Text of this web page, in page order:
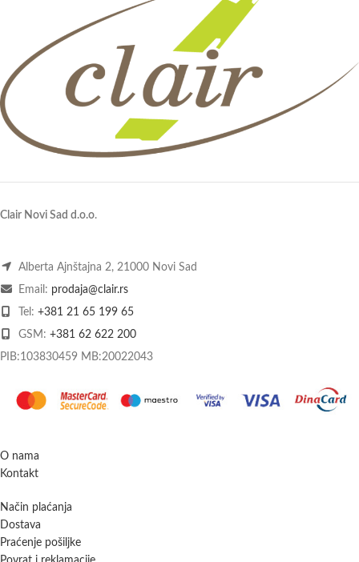
Clair Novi Sad d.o.o.
Alberta Ajnštajna 2, 21000 Novi Sad
Email: prodaja@clair.rs
Tel: +381 21 65 199 65
GSM: +381 62 622 200
PIB:103830459 MB:20022043
O nama
Kontakt
Način plaćanja
Dostava
Praćenje pošiljke